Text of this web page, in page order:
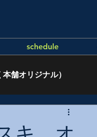
schedule
舗オリジナル）